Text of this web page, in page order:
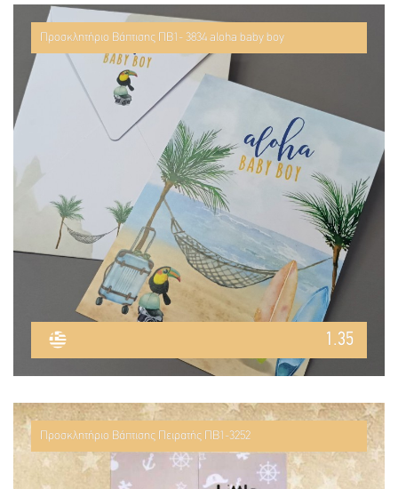
Προσκλητήριο Βάπτισης ΠΒ1- 3834 aloha baby boy
1.35
Προσκλητήριο Βάπτισης Πειρατής ΠΒ1-3252